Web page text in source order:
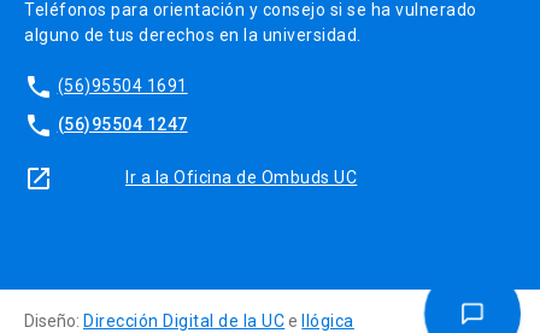
Teléfonos para orientación y consejo si se ha vulnerado
alguno de tus derechos en la universidad.
phone (56)95504 1691
phone (56)95504 1247
launch Ir a la Oficina de Ombuds UC
Diseño: Dirección Digital de la UCe Ilógica